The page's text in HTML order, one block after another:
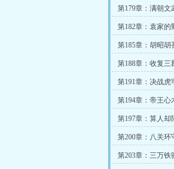
第179章：满朝文
第182章：袁家的
第185章：胡昭胡
第188章：收复三
第191章：决战虎
第194章：帝王心
第197章：算人却
第200章：八关环
第203章：三万铁